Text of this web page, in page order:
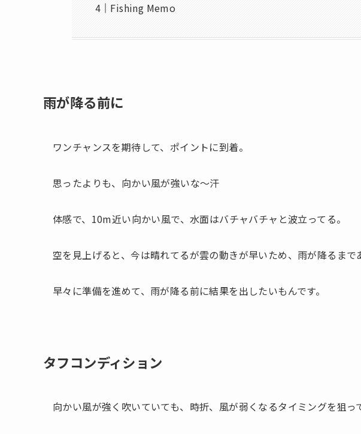
Fishing Memo
雨が降る前に
ワンチャンスを期待して、ポイントに到着。
思ったよりも、向かい風が強いな〜汗
体感で、10m近い向かい風で、水面はバチャバチャと波立ってる。
空を見上げると、今は晴れてるが雲の動きが早いため、雨が降るまで
早々に準備を進めて、雨が降る前に結果を出したいもんです。
タフコンディション
向かい風が強く吹いていても、時折、風が弱くなるタイミングを狙っ